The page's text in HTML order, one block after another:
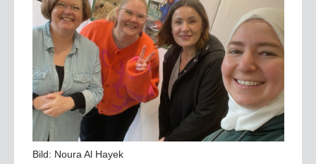
Bild: Noura Al Hayek